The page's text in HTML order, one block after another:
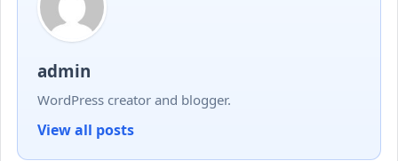
admin
WordPress creator and blogger.
View all posts